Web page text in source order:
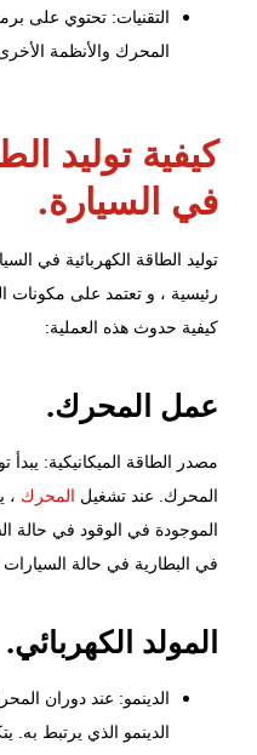
التقنيات: تحتوي على
المحرك والأنظمة
كيفية توليد
في السيارة.
توليد الطاقة الكهربائية في
رئيسية ، و تعتمد على مكونات
كيفية حدوث هذه العملية:
عمل المحرك.
مصدر الطاقة الميكانيكية: يبدأ
المحرك. عند تشغيل المحرك ،
الموجودة في الوقود في حالة
في البطارية في حالة السيارات
المولد الكهربائي.
الدينمو: عند دوران
الدينمو الذي يرتبط به.